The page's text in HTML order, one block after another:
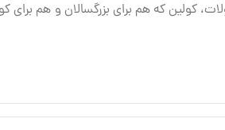
کولین که هم برای بزرگسالان و هم برای